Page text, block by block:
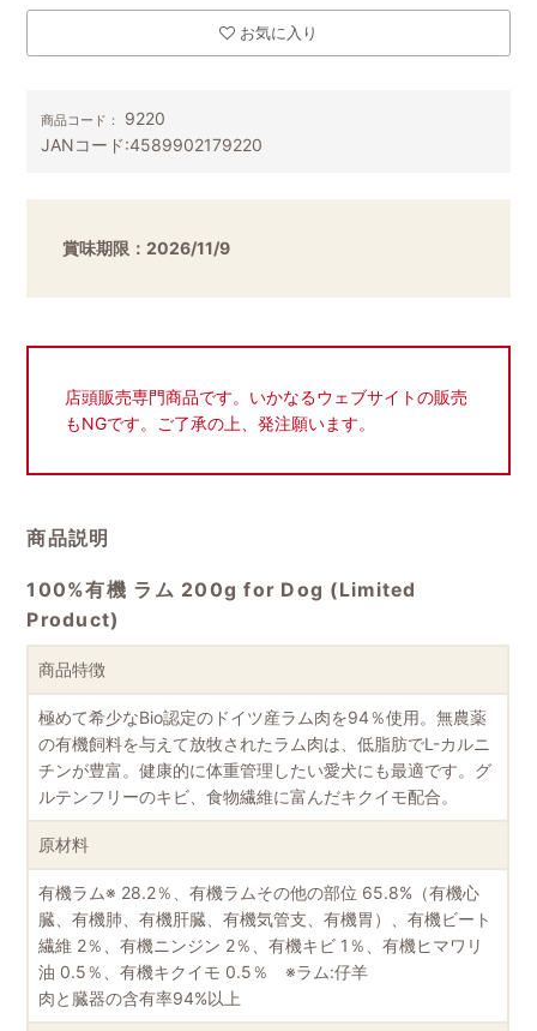
お気に入り
商品コード：
9220
JANコード:4589902179220
賞味期限：2026/11/9
店頭販売専門商品です。いかなるウェブサイトの販売
もNGです。ご了承の上、発注願います。
商品説明
100%有機 ラム 200g for Dog (Limited
Product)
商品特徴
極めて希少なBio認定のドイツ産ラム肉を94％使用。無農薬
の有機飼料を与えて放牧されたラム肉は、低脂肪でL-カルニ
チンが豊富。健康的に体重管理したい愛犬にも最適です。グ
ルテンフリーのキビ、食物繊維に富んだキクイモ配合。
原材料
有機ラム※ 28.2％、有機ラムその他の部位 65.8%（有機心
臓、有機肺、有機肝臓、有機気管支、有機胃）、有機ビート
繊維 2％、有機ニンジン 2％、有機キビ 1％、有機ヒマワリ
油 0.5％、有機キクイモ 0.5％ ※ラム:仔羊
肉と臓器の含有率94%以上